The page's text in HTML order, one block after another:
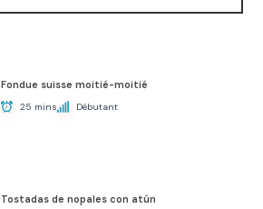
Fondue suisse moitié-moitié
25 mins Débutant
Tostadas de nopales con atún